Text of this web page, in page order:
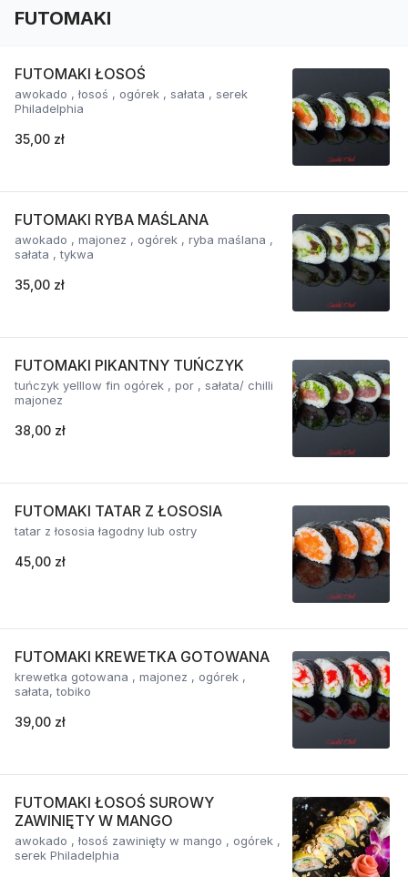
FUTOMAKI
FUTOMAKI ŁOSOŚ
awokado , łosoś , ogórek , sałata , serek
Philadelphia
35,00 zł
FUTOMAKI RYBA MAŚLANA
awokado , majonez , ogórek , ryba maślana ,
sałata , tykwa
35,00 zł
FUTOMAKI PIKANTNY TUŃCZYK
tuńczyk yelllow fin ogórek , por , sałata/ chilli
majonez
38,00 zł
FUTOMAKI TATAR Z ŁOSOSIA
tatar z łososia łagodny lub ostry
45,00 zł
FUTOMAKI KREWETKA GOTOWANA
krewetka gotowana , majonez , ogórek ,
sałata, tobiko
39,00 zł
FUTOMAKI ŁOSOŚ SUROWY
ZAWINIĘTY W MANGO
awokado , łosoś zawinięty w mango , ogórek ,
serek Philadelphia